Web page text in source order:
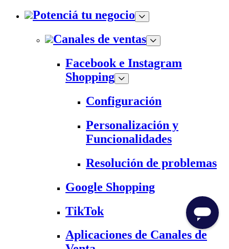
Potenciá tu negocio
Canales de ventas
Facebook e Instagram
Shopping
Configuración
Personalización y
Funcionalidades
Resolución de problemas
Google Shopping
TikTok
Aplicaciones de Canales de